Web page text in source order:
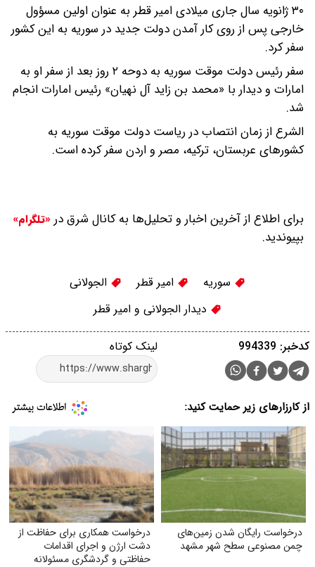
۳۰ ژانویه سال جاری میلادی امیر قطر به عنوان اولین مسؤول
خارجی پس از روی کار آمدن دولت جدید در سوریه به این کشور
سفر کرد.
سفر رئیس دولت موقت سوریه به دوحه ۲ روز بعد از سفر او به
امارات و دیدار با «محمد بن زاید آل نهیان» رئیس امارات انجام
شد.
الشرع از زمان انتصاب در ریاست دولت موقت سوریه به
کشورهای عربستان، ترکیه، مصر و اردن سفر کرده است.
برای اطلاع از آخرین اخبار و تحلیل‌ها به کانال شرق در «تلگرام»
بپیوندید.
سوریه امیر قطر
الجولانی
دیدار الجولانی و امیر قطر
لینک کوتاه کدخبر: 994339
از کارزارهای زیر حمایت کنید:
درخواست رایگان شدن زمین‌های
چمن مصنوعی سطح شهر مشهد
درخواست همکاری برای حفاظت از
دشت ارژن و اجرای اقدامات
حفاظتی و گردشگری مسئولانه